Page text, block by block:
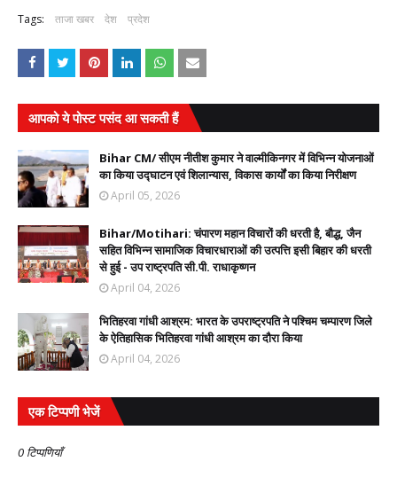
Tags: ताजा खबर देश प्रदेश
आपको ये पोस्ट पसंद आ सकती हैं
Bihar CM/ सीएम नीतीश कुमार ने वाल्मीकिनगर में विभिन्न योजनाओं
का किया उद्घाटन एवं शिलान्यास, विकास कार्यों का किया निरीक्षण
April 05, 2026
Bihar/Motihari: चंपारण महान विचारों की धरती है, बौद्ध, जैन
सहित विभिन्न सामाजिक विचारधाराओं की उत्पत्ति इसी बिहार की धरती
से हुई - उप राष्ट्रपति सी.पी. राधाकृष्णन
April 04, 2026
भितिहरवा गांधी आश्रम: भारत के उपराष्ट्रपति ने पश्चिम चम्पारण जिले
के ऐतिहासिक भितिहरवा गांधी आश्रम का दौरा किया
April 04, 2026
एक टिप्पणी भेजें
0 टिप्पणियाँ